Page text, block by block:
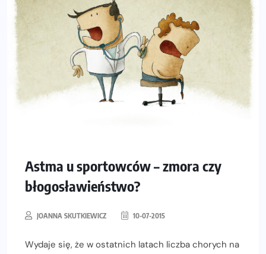
Astma u sportowców – zmora czy
błogosławieństwo?
JOANNA SKUTKIEWICZ 10-07-2015
Wydaje się, że w ostatnich latach liczba chorych na